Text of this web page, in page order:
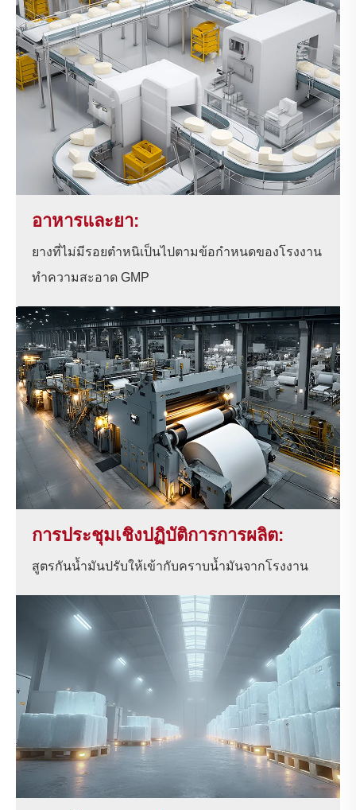
อาหารและยา:
ยางที่ไม่มีรอยตำหนิเป็นไปตามข้อกำหนดของโรงงาน
ทำความสะอาด GMP
การประชุมเชิงปฏิบัติการการผลิต:
สูตรกันน้ำมันปรับให้เข้ากับคราบน้ำมันจากโรงงาน